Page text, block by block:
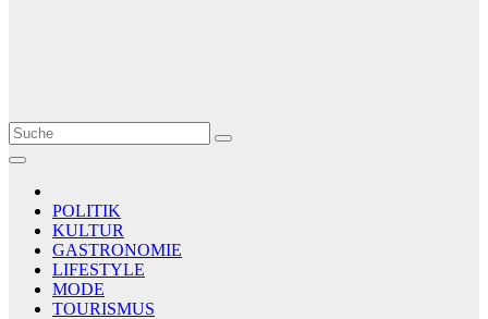
Le Matin
AGENCE DE PRESSE
POLITIK
KULTUR
GASTRONOMIE
LIFESTYLE
MODE
TOURISMUS